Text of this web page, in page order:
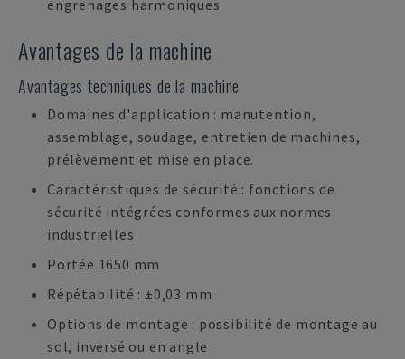
engrenages harmoniques
Avantages de la machine
Avantages techniques de la machine
Domaines d'application : manutention,
assemblage, soudage, entretien de machines,
prélèvement et mise en place.
Caractéristiques de sécurité : fonctions de
sécurité intégrées conformes aux normes
industrielles
Portée 1650 mm
Répétabilité : ±0,03 mm
Options de montage : possibilité de montage au
sol, inversé ou en angle